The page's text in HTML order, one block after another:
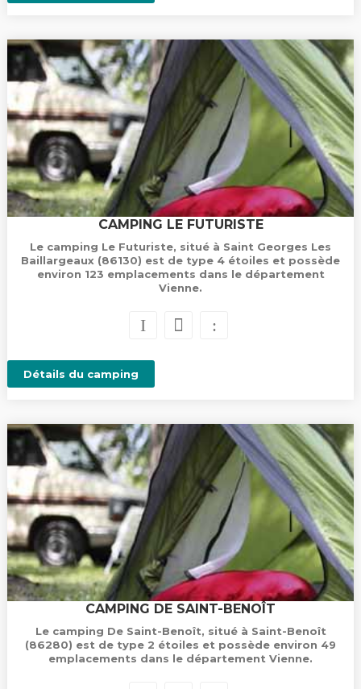
CAMPING LE FUTURISTE
Le camping Le Futuriste, situé à Saint Georges Les
Baillargeaux (86130) est de type 4 étoiles et possède
environ 123 emplacements dans le département
Vienne.
Détails du camping
CAMPING DE SAINT-BENOÎT
Le camping De Saint-Benoît, situé à Saint-Benoît
(86280) est de type 2 étoiles et possède environ 49
emplacements dans le département Vienne.